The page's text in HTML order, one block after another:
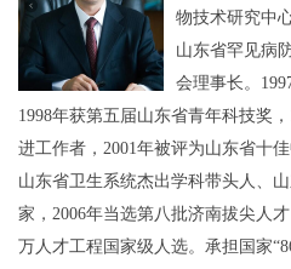
简体中文
物技术研究中
山东省罕见病
会理事长。
1998年获第五届山东省青年科技奖
进工作者，2001年被评为山东省十
山东省卫生系统杰出学科带头人、
家，2006年当选第八批济南拔尖人
万人才工程国家级人选。承担国家